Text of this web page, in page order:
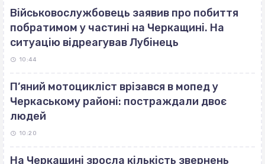
Військовослужбовець заявив про побиття
побратимом у частині на Черкащині. На
ситуацію відреагував Лубінець
10:44
П’яний мотоцикліст врізався в мопед у
Черкаському районі: постраждали двоє
людей
10:20
На Черкащині зросла кількість звернень